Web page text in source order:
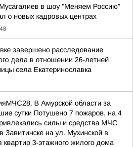
в шоу "Меняем Россию"
о новых кадровых центрах
завершено расследование
дела в отношении 26-летней
села Екатеринославка
В Амурской области за
сутки Потушено 7 пожаров, на 4
силы и средства МЧС
Завитинске на ул. Мухинской в
квартир 3-этажного жилого дома